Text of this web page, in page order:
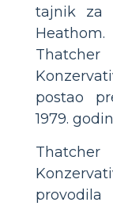
tajnik za
postao
1979.